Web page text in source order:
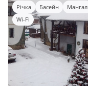
Річка Басейн
Мангал
Wi-Fi